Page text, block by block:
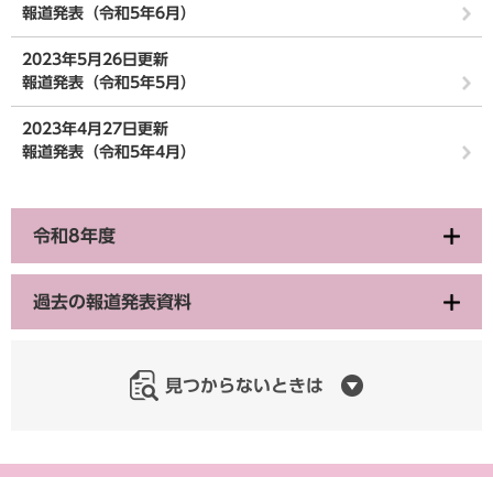
報道発表（令和5年6月）
2023年5月26日更新
報道発表（令和5年5月）
2023年4月27日更新
報道発表（令和5年4月）
令和8年度
過去の報道発表資料
見つからないときは